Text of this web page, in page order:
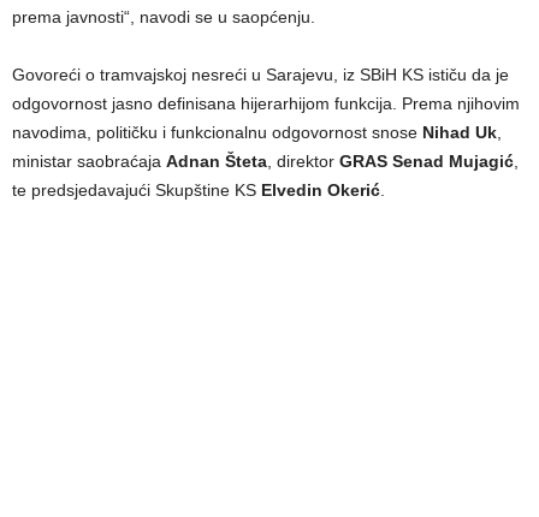
prema javnosti“, navodi se u saopćenju.
Govoreći o tramvajskoj nesreći u Sarajevu, iz SBiH KS ističu da je
odgovornost jasno definisana hijerarhijom funkcija. Prema njihovim
navodima, političku i funkcionalnu odgovornost snose Nihad Uk
ministar saobraćaja Adnan Šteta , direktor GRAS Senad Mujagić
te predsjedavajući Skupštine KS Elvedin Okerić